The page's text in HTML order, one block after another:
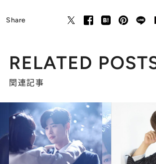
Share
RELATED
関連記事